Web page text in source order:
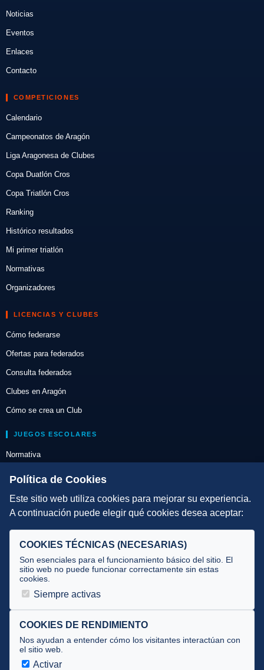
Noticias
Eventos
Enlaces
Contacto
COMPETICIONES
Calendario
Campeonatos de Aragón
Liga Aragonesa de Clubes
Copa Duatlón Cros
Copa Triatlón Cros
Ranking
Histórico resultados
Mi primer triatlón
Normativas
Organizadores
LICENCIAS Y CLUBES
Cómo federarse
Ofertas para federados
Consulta federados
Clubes en Aragón
Cómo se crea un Club
JUEGOS ESCOLARES
Normativa
Escuelas de Triatlón
DIRECCIÓN TÉCNICA
Selecciones
Tecnificación
JUECES Y OFICIALES
Documentos
Cursos
Circulares oficiales
Política de Cookies
Este sitio web utiliza cookies para mejorar su experiencia.
A continuación puede elegir qué cookies desea aceptar:
COOKIES TÉCNICAS (NECESARIAS)
Son esenciales para el funcionamiento básico del sitio. El
sitio web no puede funcionar correctamente sin estas
cookies.
Siempre activas
COOKIES DE RENDIMIENTO
Nos ayudan a entender cómo los visitantes interactúan con
el sitio web.
Activar